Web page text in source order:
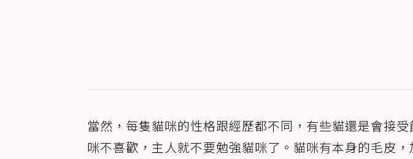
當然，每隻貓咪的性格跟經歷都不同，有些貓還是會接
咪不喜歡，主人就不要勉強貓咪了。貓咪有本身的毛皮